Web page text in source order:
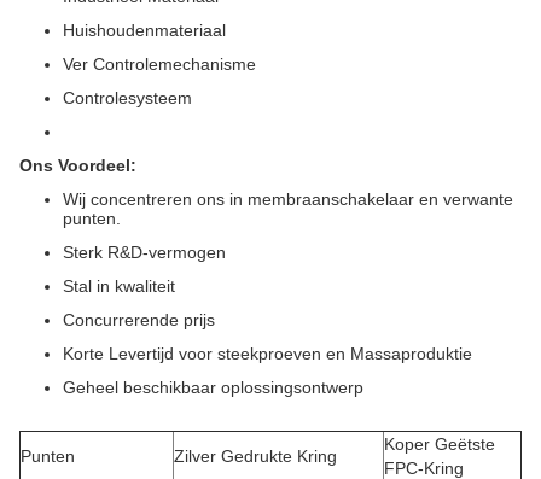
Huishoudenmateriaal
Ver Controlemechanisme
Controlesysteem
Ons Voordeel:
Wij concentreren ons in membraanschakelaar en verwante
punten.
Sterk R&D-vermogen
Stal in kwaliteit
Concurrerende prijs
Korte Levertijd voor steekproeven en Massaproduktie
Geheel beschikbaar oplossingsontwerp
Punten Zilver Gedrukte Kring
Koper Geëtste
FPC-Kring